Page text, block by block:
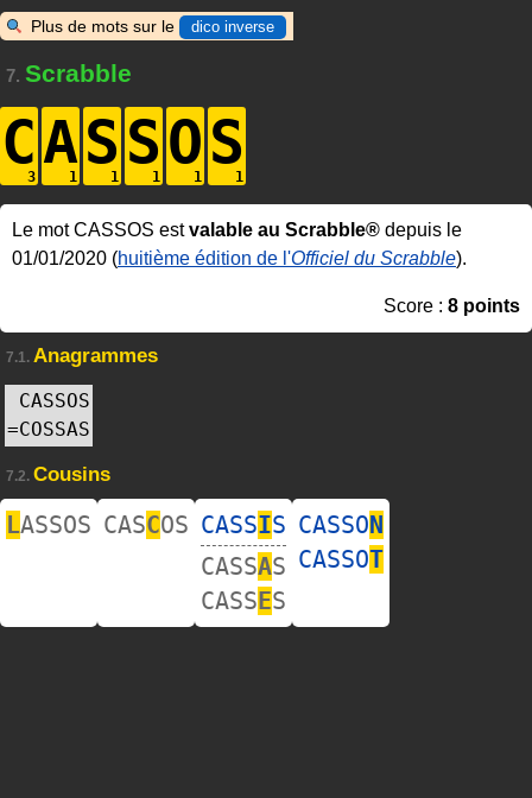
Plus de mots sur le dico inverse
7. Scrabble
CASSOS
Le mot CASSOS estvalable au Scrabble® depuis le
01/01/2020 (huitième édition de l'Officiel du Scrabble).
Score : 8 points
7.1. Anagrammes
CASSOS
=COSSAS
7.2. Cousins
LASSOS CASCOS CASSIS
CASSAS
CASSES
CASSON
CASSOT